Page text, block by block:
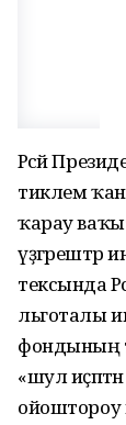
Рәсәй
тиклем
ҡарау
үҙгәрештәр
тексында
льготалы
фондының
«шул
ойоштороу